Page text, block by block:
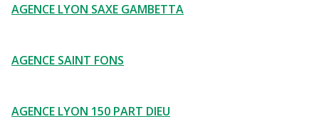
AGENCE LYON SAXE GAMBETTA
AGENCE SAINT FONS
AGENCE LYON 150 PART DIEU